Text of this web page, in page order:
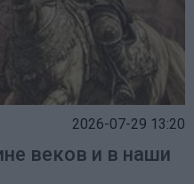
2026-07-29 13:20
веков и в наши